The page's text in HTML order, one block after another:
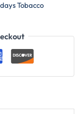
Tobacco